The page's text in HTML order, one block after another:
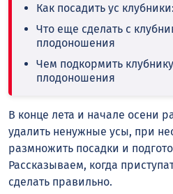
Как посадить ус клубники:
Что еще сделать с
плодоношения
Чем подкормить
плодоношения
В конце лета и начале осени
удалить ненужные усы, при
размножить посадки и
Рассказываем, когда
сделать правильно.